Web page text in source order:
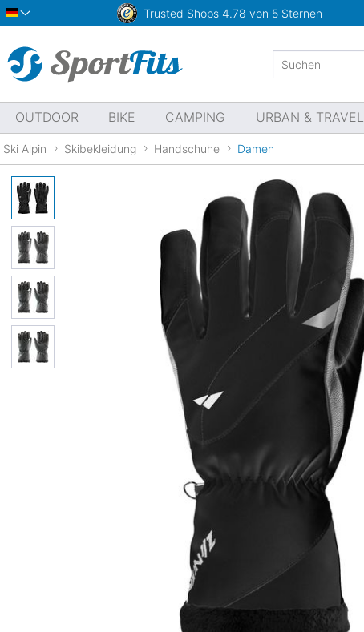
Deutsch Trusted Shops 4.78 von 5 Sternen
OUTDOOR BIKE CAMPING URBAN & TRAVEL
Ski Alpin Skibekleidung Handschuhe Damen